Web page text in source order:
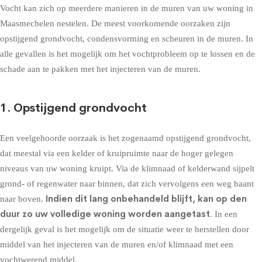
Vocht kan zich op meerdere manieren in de muren van uw woning in
Maasmechelen nestelen. De meest voorkomende oorzaken zijn
opstijgend grondvocht, condensvorming en scheuren in de muren. In
alle gevallen is het mogelijk om het vochtprobleem op te lossen en de
schade aan te pakken met het injecteren van de muren.
1. Opstijgend grondvocht
Een veelgehoorde oorzaak is het zogenaamd opstijgend grondvocht,
dat meestal via een kelder of kruipruimte naar de hoger gelegen
niveaus van uw woning kruipt. Via de klimnaad of kelderwand sijpelt
grond- of regenwater naar binnen, dat zich vervolgens een weg baant
naar boven. Indien dit lang onbehandeld blijft, kan op den
duur zo uw volledige woning worden aangetast. In een
dergelijk geval is het mogelijk om de situatie weer te herstellen door
middel van het injecteren van de muren en/of klimnaad met een
vochtwerend middel.